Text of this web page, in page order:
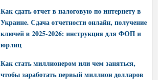
Как сдать отчет в налоговую по интернету в
Украине. Сдача отчетности онлайн, получение
ключей в 2025-2026: инструкция для ФОП и
юрлиц
Как стать миллионером или чем заняться,
чтобы заработать первый миллион долларов